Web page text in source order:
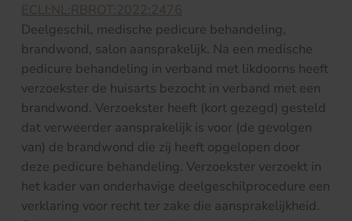
ECLI:NL:RBROT:2022:2476
Deelgeschil, medische pedicure behandeling,
brandwond, salon aansprakelijk. Na een medische
pedicure behandeling in verband met likdoorns heeft
verzoekster de huisarts bezocht in verband met een
brandwond. Verzoekster heeft (kort gezegd) gesteld
dat verweerder aansprakelijk is voor (de gevolgen
van) de brandwond die zij heeft opgelopen door
deze pedicure behandeling. Verzoekster verzoekt in
het kader van onderhavige deelgeschilprocedure een
verklaring voor recht ter zake die aansprakelijkheid.